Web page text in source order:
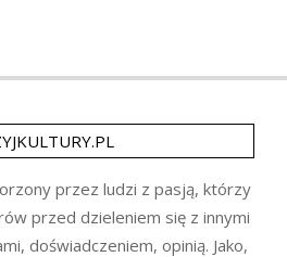
przez ludzi z pasją, którzy
przed dzieleniem się z innymi
doświadczeniem, opinią. Jako,